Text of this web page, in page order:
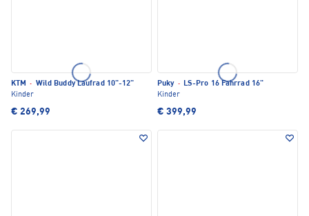
KTM · Wild Buddy Laufrad 10"-12"
Kinder
€ 269,99
Puky · LS-Pro 16 Fahrrad 16"
Kinder
€ 399,99